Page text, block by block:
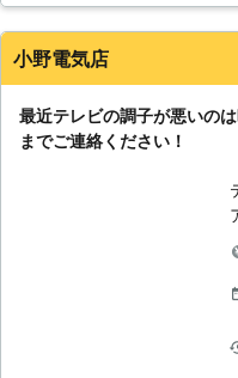
小野電気店
最近テレビの調子が悪いの
までご連絡ください！